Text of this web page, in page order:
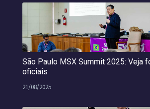
São Paulo MSX Summit 2025: Veja
oficiais
21/08/2025